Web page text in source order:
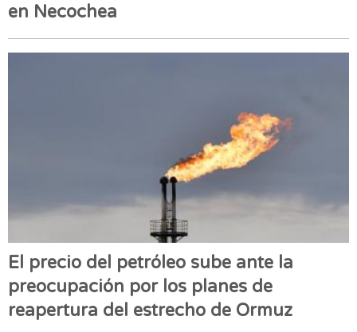
en Necochea
El precio del petróleo sube ante la
preocupación por los planes de
reapertura del estrecho de Ormuz